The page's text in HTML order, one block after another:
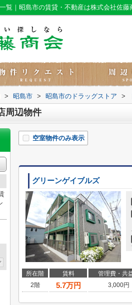
覧｜昭島市の賃貸・不動産は株式会社佐藤
> 昭島市 > 昭島市のドラッグストア >
周辺物件
空室物件のみ表示
グリーンゲイブルズ
所在階 賃料 管理費・共
2階
5.7万円 3,000円